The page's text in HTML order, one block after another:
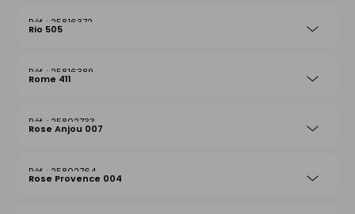
25816372
Rio 505
25816389
Rome 411
25802733
Rose Anjou 007
25802764
Rose Provence 004